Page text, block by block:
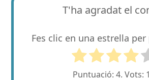
T'ha agradat el
Fes clic en una estrella
Puntuació: 4. Vots: